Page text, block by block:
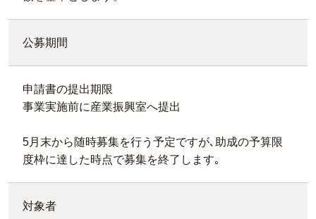
公募期間
申請書の提出期限
事業実施前に産業振興室へ提出
5月末から随時募集を行う予定ですが､助成の予算限
度枠に達した時点で募集を終了します｡
対象者